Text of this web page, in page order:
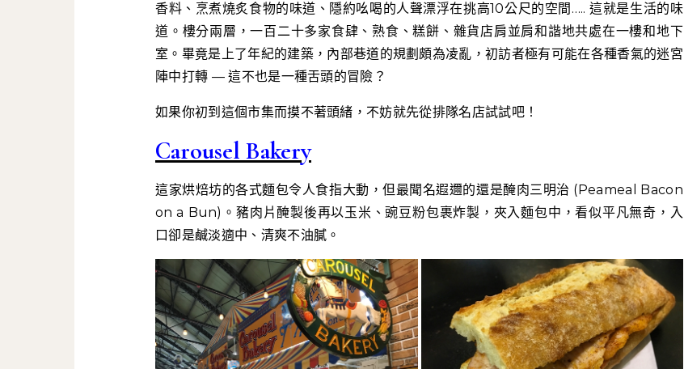
香料、烹煮燒炙食物的味道、隱約吆喝的人聲漂浮在挑高10公尺的空間….. 這就是生活的味
道。樓分兩層，一百二十多家食肆、熟食、糕餅、雜貨店肩並肩和諧地共處在一樓和地下
室。畢竟是上了年紀的建築，內部巷道的規劃頗為凌亂，初訪者極有可能在各種香氣的迷宮
陣中打轉 — 這不也是一種舌頭的冒險？
如果你初到這個市集而摸不著頭緒，不妨就先從排隊名店試試吧！
Carousel Bakery
這家烘焙坊的各式麵包令人食指大動，但最聞名遐邇的還是醃肉三明治 (Peameal Bacon
on a Bun)。豬肉片醃製後再以玉米、豌豆粉包裹炸製，夾入麵包中，看似平凡無奇，入
口卻是鹹淡適中、清爽不油膩。